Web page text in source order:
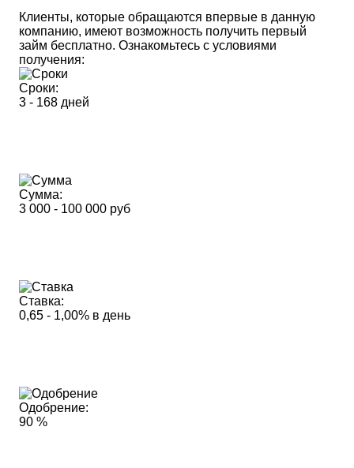
Клиенты, которые обращаются впервые в данную
компанию, имеют возможность получить первый
займ бесплатно. Ознакомьтесь с условиями
получения:
Сроки:
3 - 168 дней
Сумма:
3 000 - 100 000 руб
Ставка:
0,65 - 1,00% в день
Одобрение:
90 %